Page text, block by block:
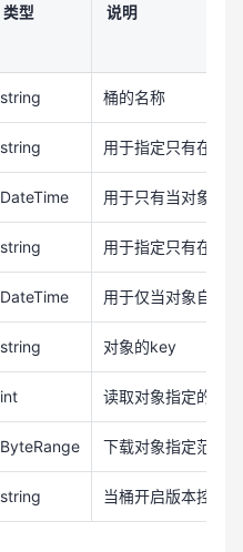
类型 说明
string 桶的名称
string 用于指定只有在对
DateTime 用于只有当对象在
string 用于指定只有在对
DateTime 用于仅当对象自指
string 对象的key
int 读取对象指定的分
ByteRange 下载对象指定范围
string 当桶开启版本控制